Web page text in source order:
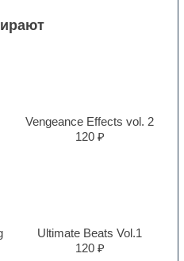
Vengeance Effects vol. 2
120 ₽
Ultimate Beats Vol.1
120 ₽